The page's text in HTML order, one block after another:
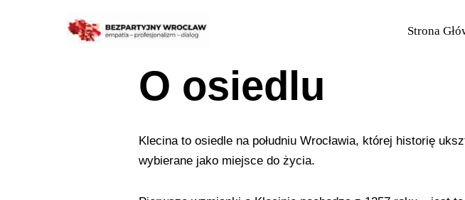
Strona
O osiedlu
Klecina to osiedle na południu Wrocławia, której historię
wybierane jako miejsce do życia.